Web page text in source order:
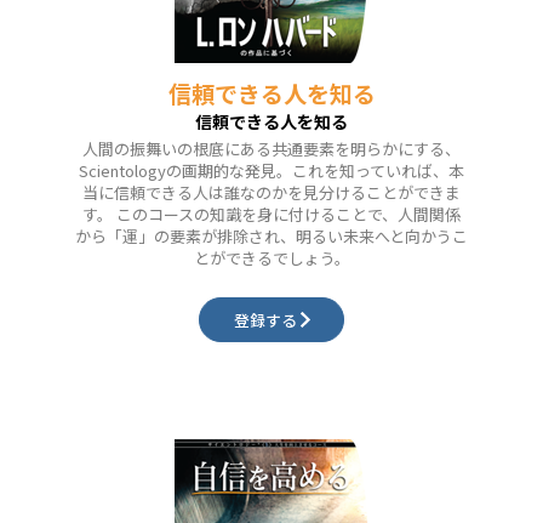
信頼できる人を知る
信頼できる人を知る
人間の振舞いの根底にある共通要素を明らかにする、
Scientologyの画期的な発見。これを知っていれば、本
当に信頼できる人は誰なのかを見分けることができま
す。 このコースの知識を身に付けることで、人間関係
から「運」の要素が排除され、明るい未来へと向かうこ
とができるでしょう。
登録する